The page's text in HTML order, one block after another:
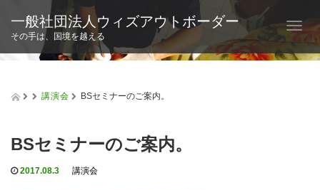
T
g
一般社団法人ウィズアウトボーダー
その手は、国境を越える
講演会 BSセミナーのご案内。
BSセミナーのご案内。
2017.08.3 講演会